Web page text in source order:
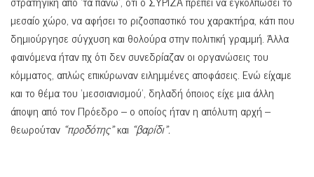
μεσαίο χώρο, να αφήσει το ριζοσπαστικό του χαρακτήρα, κάτι που
δημιούργησε σύγχυση και θολούρα στην πολιτική γραμμή. Άλλα
φαινόμενα ήταν πχ ότι δεν συνεδρίαζαν οι οργανώσεις του
κόμματος, απλώς επικύρωναν ειλημμένες αποφάσεις. Ενώ είχαμε
και το θέμα του ‘μεσσιανισμού’, δηλαδή όποιος είχε μια άλλη
άποψη από τον Πρόεδρο – ο οποίος ήταν η απόλυτη αρχή –
θεωρούταν «προδότης»και «βαρίδι».